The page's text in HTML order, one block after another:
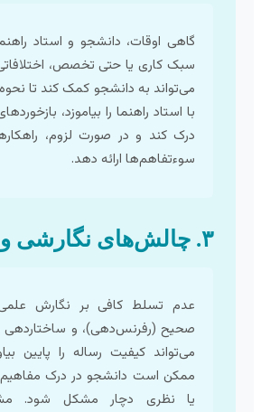
گاهی اوقات، دانشجو و استاد راهنما در
سبک کاری یا حتی تخصص، اختلافاتی
می‌تواند به دانشجو کمک کند تا نحوه
با استاد راهنما را بیاموزد، بازخوردهای
درک کند و در صورت لزوم،
سوءتفاهم‌ها ارائه دهد.
عدم تسلط کافی بر نگارش علمی،
صحیح (رفرنس‌دهی)، و ساختاردهی
می‌تواند کیفیت رساله را پایین
ممکن است دانشجو در درک مفاهیم
یا نظری دچار مشکل شود. مشاور